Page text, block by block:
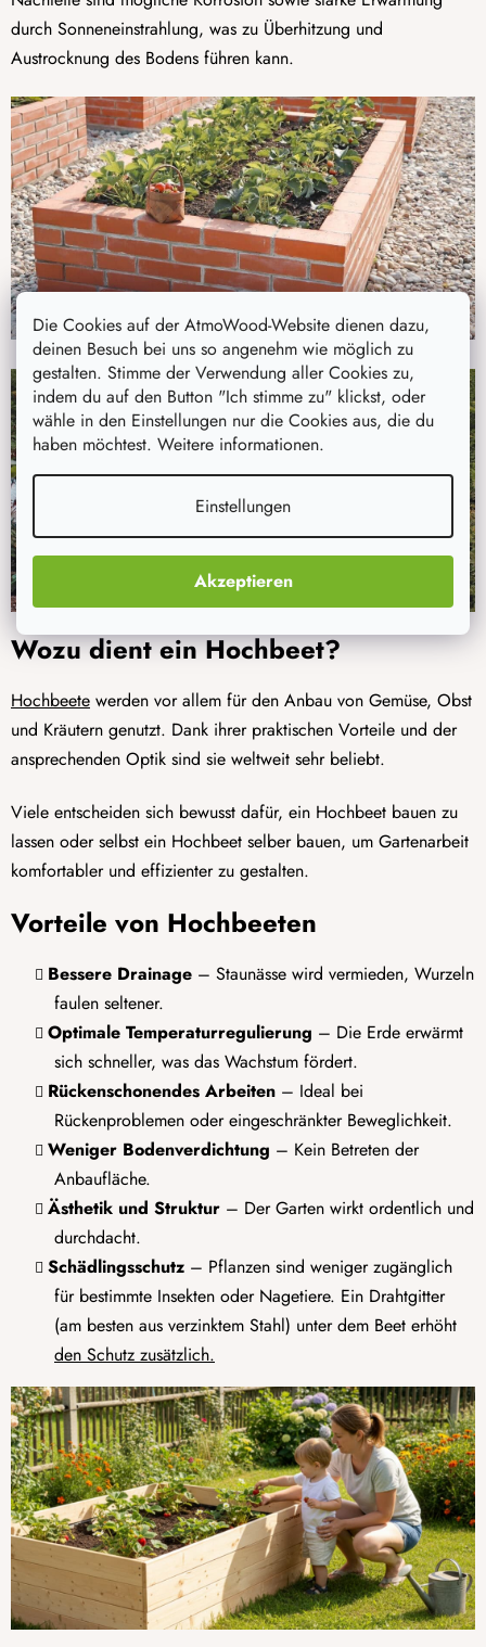
Die Cookies auf der AtmoWood-Website dienen dazu,
deinen Besuch bei uns so angenehm wie möglich zu
gestalten. Stimme der Verwendung aller Cookies zu,
indem du auf den Button "Ich stimme zu" klickst, oder
wähle in den Einstellungen nur die Cookies aus, die du
haben möchtest. Weitere informationen.
Einstellungen
Akzeptieren
durch Sonneneinstrahlung, was zu Überhitzung und
Austrocknung des Bodens führen kann.
Wozu dient ein Hochbeet?
Hochbeete werden vor allem für den Anbau von Gemüse, Obst
und Kräutern genutzt. Dank ihrer praktischen Vorteile und der
ansprechenden Optik sind sie weltweit sehr beliebt.
Viele entscheiden sich bewusst dafür, ein Hochbeet bauen zu
lassen oder selbst ein Hochbeet selber bauen, um Gartenarbeit
komfortabler und effizienter zu gestalten.
Vorteile von Hochbeeten
Bessere Drainage – Staunässe wird vermieden, Wurzeln
faulen seltener.
Optimale Temperaturregulierung – Die Erde erwärmt
sich schneller, was das Wachstum fördert.
Rückenschonendes Arbeiten – Ideal bei
Rückenproblemen oder eingeschränkter Beweglichkeit.
Weniger Bodenverdichtung – Kein Betreten der
Anbaufläche.
Ästhetik und Struktur – Der Garten wirkt ordentlich und
durchdacht.
Schädlingsschutz – Pflanzen sind weniger zugänglich
für bestimmte Insekten oder Nagetiere. Ein Drahtgitter
(am besten aus verzinktem Stahl) unter dem Beet erhöht
den Schutz zusätzlich.